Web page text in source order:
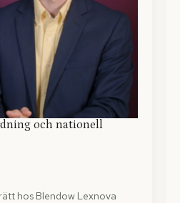
och nationell
hos Blendow Lexnova